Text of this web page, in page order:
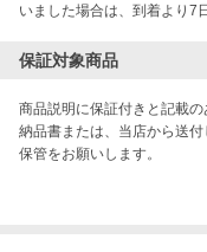
いました場合は、到着より7
保証対象商品
商品説明に保証付きと記載の
納品書または、当店から送
保管をお願いします。